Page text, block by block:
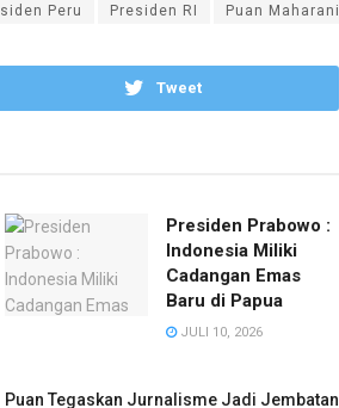
Peru Presiden RI Puan Maharani
Tweet
Presiden Prabowo :
Indonesia Miliki
Cadangan Emas
Baru di Papua
JULI 10, 2026
Puan Tegaskan Jurnalisme Jadi Jembatan